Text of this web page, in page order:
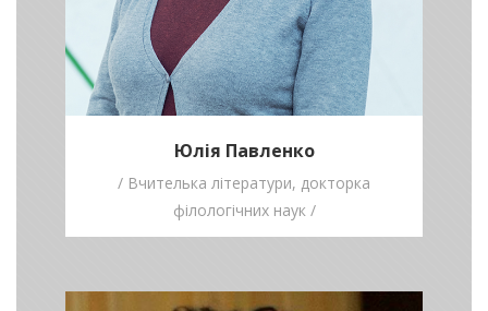
Юлія Павленко
/ Вчителька літератури, докторка
філологічних наук /